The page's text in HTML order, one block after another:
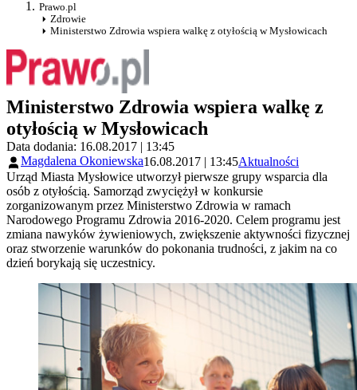
Prawo.pl
Zdrowie
Ministerstwo Zdrowia wspiera walkę z otyłością w Mysłowicach
Ministerstwo Zdrowia wspiera walkę z
otyłością w Mysłowicach
Data dodania: 16.08.2017 | 13:45
Magdalena Okoniewska16.08.2017 | 13:45Aktualności
Urząd Miasta Mysłowice utworzył pierwsze grupy wsparcia dla
osób z otyłością. Samorząd zwyciężył w konkursie
zorganizowanym przez Ministerstwo Zdrowia w ramach
Narodowego Programu Zdrowia 2016-2020. Celem programu jest
zmiana nawyków żywieniowych, zwiększenie aktywności fizycznej
oraz stworzenie warunków do pokonania trudności, z jakim na co
dzień borykają się uczestnicy.